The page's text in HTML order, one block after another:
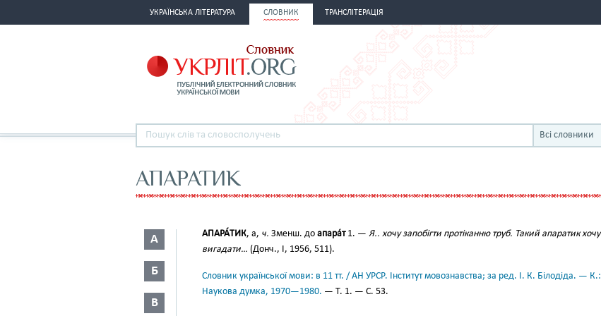
УКРАЇНСЬКА ЛІТЕРАТУРА СЛОВНИК ТРАНСЛІТЕРАЦІЯ
Всі словники
АПАРАТИК
А
Б
В
АПАРА́ТИК, а, ч. Зменш. до апара́т1. — Я.. хочу запобігти протіканню труб. Такий апаратик хочу
вигадати… (Донч., I, 1956, 511).
Словник української мови: в 11 тт. / АН УРСР. Інститут мовознавства; за ред. І. К. Білодіда. — К.:
Наукова думка, 1970—1980. — Т. 1. — С. 53.